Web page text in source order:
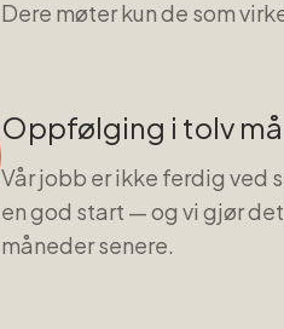
Dere møter kun de som
Oppfølging i tolv
Vår jobb er ikke ferdig ved
en god start — og vi gjør
måneder senere.